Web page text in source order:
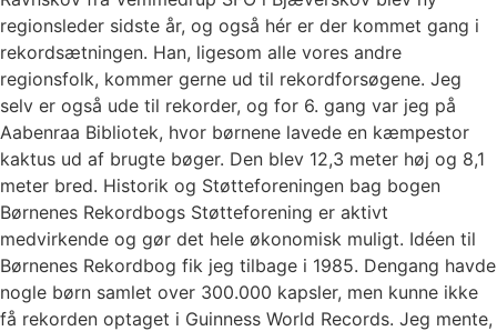
regionsleder sidste år, og også hér er der kommet gang i
rekordsætningen. Han, ligesom alle vores andre
regionsfolk, kommer gerne ud til rekordforsøgene. Jeg
selv er også ude til rekorder, og for 6. gang var jeg på
Aabenraa Bibliotek, hvor børnene lavede en kæmpestor
kaktus ud af brugte bøger. Den blev 12,3 meter høj og 8,1
meter bred. Historik og Støtteforeningen bag bogen
Børnenes Rekordbogs Støtteforening er aktivt
medvirkende og gør det hele økonomisk muligt. Idéen til
Børnenes Rekordbog fik jeg tilbage i 1985. Dengang havde
nogle børn samlet over 300.000 kapsler, men kunne ikke
få rekorden optaget i Guinness World Records. Jeg mente,